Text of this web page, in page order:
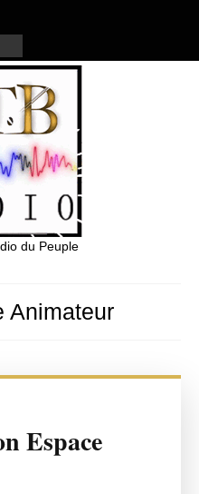
du Peuple
Animateur
Espace